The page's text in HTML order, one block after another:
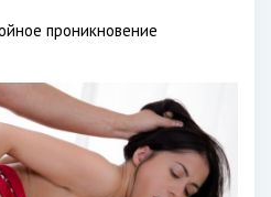
проникновение